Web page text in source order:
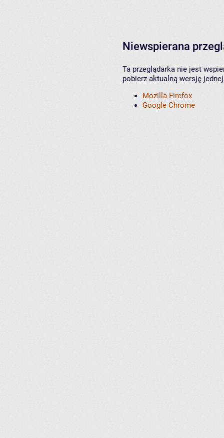
Niewspierana
Ta przeglądarka nie jest
pobierz aktualną wersję
Mozilla Firefox
Google Chrome